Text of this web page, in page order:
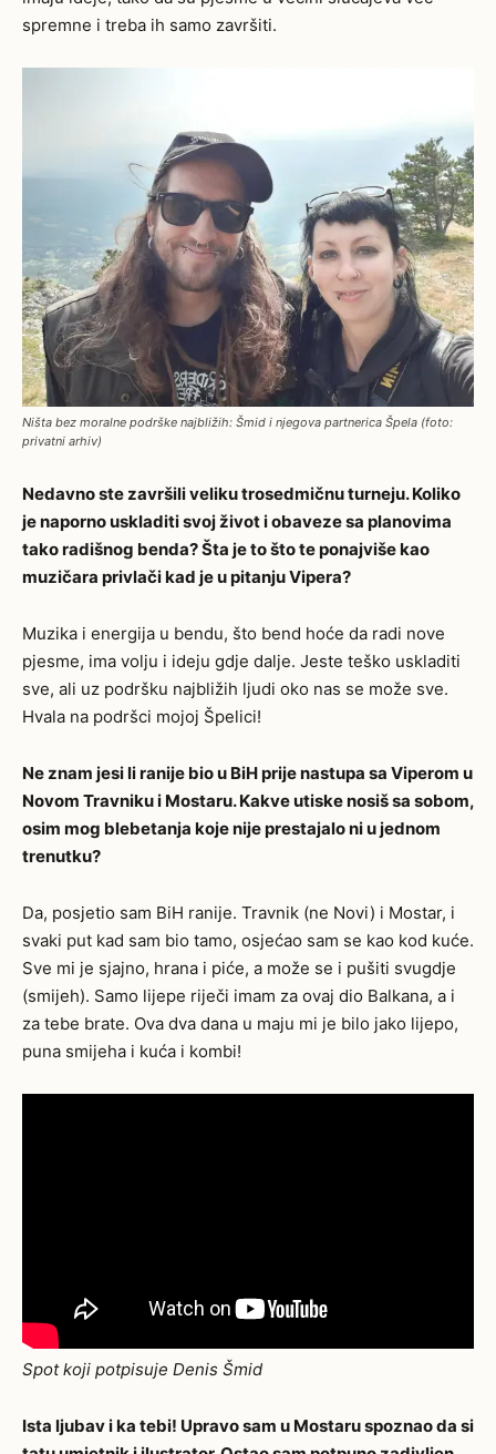
spremne i treba ih samo završiti.
Ništa bez moralne podrške najbližih: Šmid i njegova partnerica Špela (foto:
privatni arhiv)
Nedavno ste završili veliku trosedmičnu turneju. Koliko
je naporno uskladiti svoj život i obaveze sa planovima
tako radišnog benda? Šta je to što te ponajviše kao
muzičara privlači kad je u pitanju Vipera?
Muzika i energija u bendu, što bend hoće da radi nove
pjesme, ima volju i ideju gdje dalje. Jeste teško uskladiti
sve, ali uz podršku najbližih ljudi oko nas se može sve.
Hvala na podršci mojoj Špelici!
Ne znam jesi li ranije bio u BiH prije nastupa sa Viperom u
Novom Travniku i Mostaru. Kakve utiske nosiš sa sobom,
osim mog blebetanja koje nije prestajalo ni u jednom
trenutku?
Da, posjetio sam BiH ranije. Travnik (ne Novi) i Mostar, i
svaki put kad sam bio tamo, osjećao sam se kao kod kuće.
Sve mi je sjajno, hrana i piće, a može se i pušiti svugdje
(smijeh). Samo lijepe riječi imam za ovaj dio Balkana, a i
za tebe brate. Ova dva dana u maju mi je bilo jako lijepo,
puna smijeha i kuća i kombi!
Spot koji potpisuje Denis Šmid
Ista ljubav i ka tebi! Upravo sam u Mostaru spoznao da si